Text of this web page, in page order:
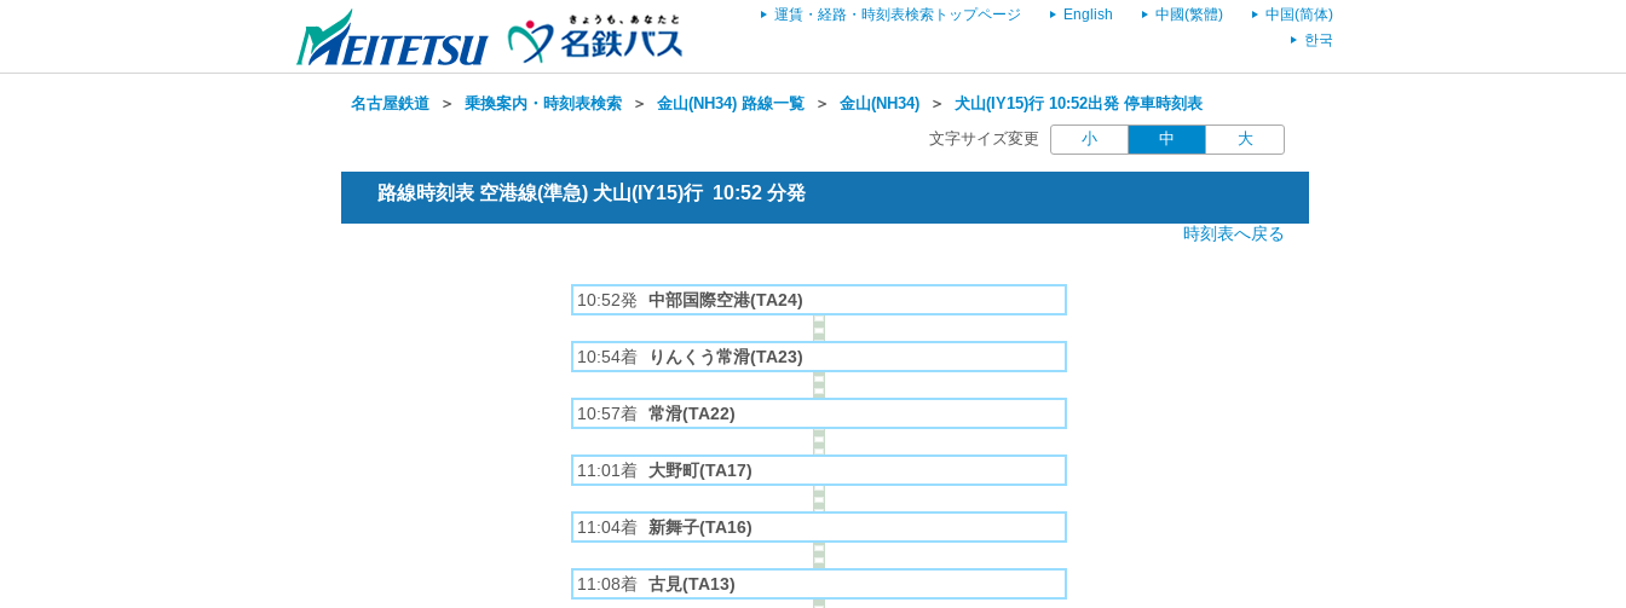
運賃・経路・時刻表検索トップページ English 中國(繁體)
中国(简体)
한국
名古屋鉄道 ＞ 乗換案内・時刻表検索 ＞ 金山(NH34) 路線一覧 ＞ 金山(NH34) ＞ 犬山(IY15)行 10:52出発 停車時刻表
文字サイズ変更 小 中 大
路線時刻表 空港線(準急) 犬山(IY15)行 10:52 分発
時刻表へ戻る
10:52発 中部国際空港(TA24)
10:54着 りんくう常滑(TA23)
10:57着 常滑(TA22)
11:01着 大野町(TA17)
11:04着 新舞子(TA16)
11:08着 古見(TA13)